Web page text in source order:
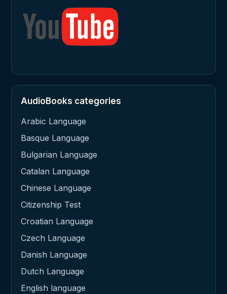
AudioBooks categories
Arabic Language
Basque Language
Bulgarian Language
Catalan Language
Chinese Language
Citizenship Test
Croatian Language
Czech Language
Danish Language
Dutch Language
English language